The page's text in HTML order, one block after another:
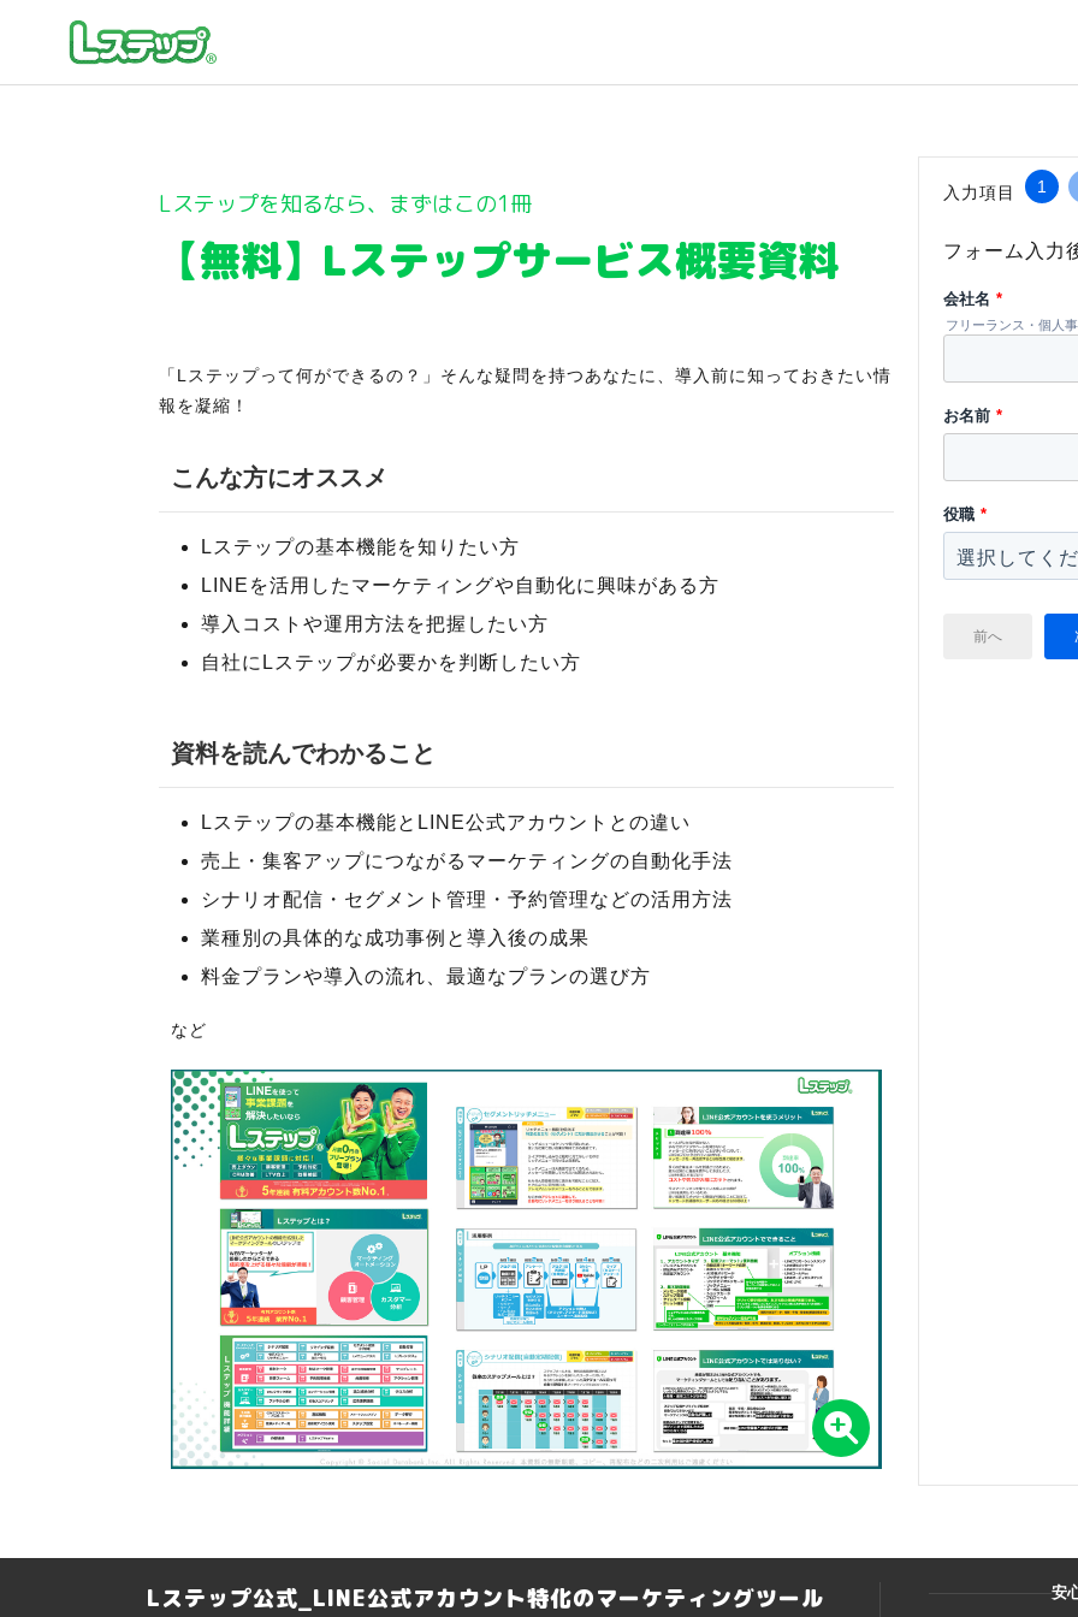
Lステップを知るなら、まずはこの1冊
【無料】Lステップサービス概要資料
「Lステップって何ができるの？」そんな疑問を持つあなたに、導入前に知っておきたい情
報を凝縮！
こんな方にオススメ
Lステップの基本機能を知りたい方
LINEを活用したマーケティングや自動化に興味がある方
導入コストや運用方法を把握したい方
自社にLステップが必要かを判断したい方
資料を読んでわかること
Lステップの基本機能とLINE公式アカウントとの違い
売上・集客アップにつながるマーケティングの自動化手法
シナリオ配信・セグメント管理・予約管理などの活用方法
業種別の具体的な成功事例と導入後の成果
料金プランや導入の流れ、最適なプランの選び方
など
入力項目 1
フォーム入力
会社名 *
フリーランス・個人
お名前 *
役職 *
前へ
Lステップ公式_LINE公式アカウント特化のマーケティングツール 安